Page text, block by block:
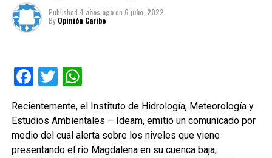
Published 4 años agoon 6 julio, 2022
By Opinión Caribe
Facebook
TwitterWhatsApp
Recientemente, el Instituto de Hidrología, Meteorología y
Estudios Ambientales – Ideam, emitió un comunicado por
medio del cual alerta sobre los niveles que viene
presentando el río Magdalena en su cuenca baja,